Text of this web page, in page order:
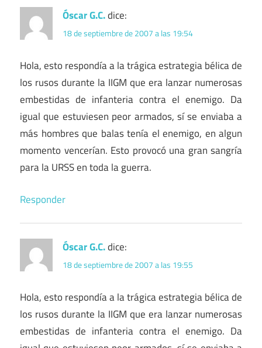
Óscar G.C.dice:
18 de septiembre de 2007 a las 19:54
Hola, esto respondía a la trágica estrategia bélica de
los rusos durante la IIGM que era lanzar numerosas
embestidas de infanteria contra el enemigo. Da
igual que estuviesen peor armados, sí se enviaba a
más hombres que balas tenía el enemigo, en algun
momento vencerían. Esto provocó una gran sangría
para la URSS en toda la guerra.
Responder
Óscar G.C.dice:
18 de septiembre de 2007 a las 19:55
Hola, esto respondía a la trágica estrategia bélica de
los rusos durante la IIGM que era lanzar numerosas
embestidas de infanteria contra el enemigo. Da